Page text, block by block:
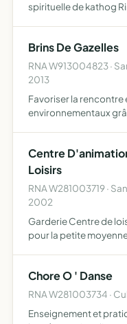
spirituelle de kathog
régulières d'é…
Brins De Gazelles
RNA W913004823 ·
2013
Favoriser la rencontre
environnementaux
Centre
Loisirs
RNA W281003719 ·
2002
Garderie Centre de
pour la petite
Chore O ' Danse
RNA W281003734 ·
Enseignement et